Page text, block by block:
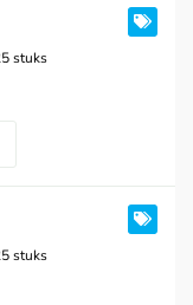
stuks
stuks